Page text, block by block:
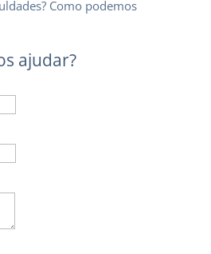
Como podemos
ajudar?